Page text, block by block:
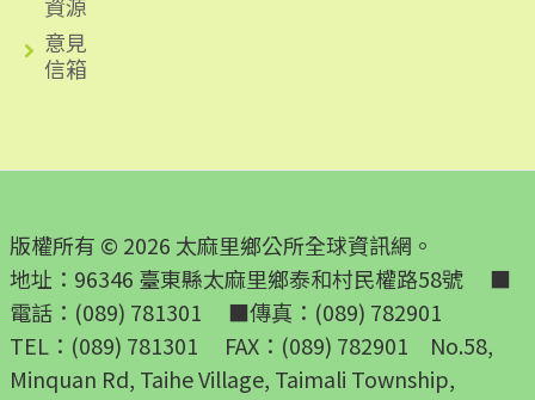
意見
信箱
版權所有 © 2026 太麻里鄉公所全球資訊網。
地址：96346 臺東縣太麻里鄉泰和村民權路58號 ■
電話：(089) 781301 ■傳真：(089) 782901
TEL：(089) 781301 FAX：(089) 782901 No.58,
Minquan Rd, Taihe Village, Taimali Township,